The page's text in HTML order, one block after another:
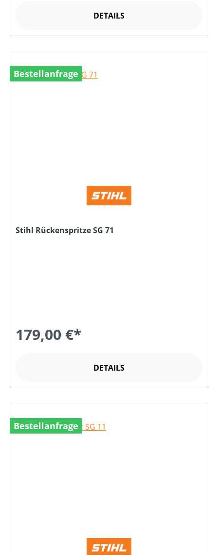
DETAILS
Bestellanfrage
Stihl Rückenspritze SG 71
179,00 €*
DETAILS
Bestellanfrage